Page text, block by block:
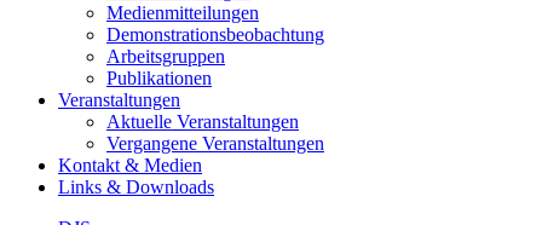
Medienmitteilungen
Demonstrationsbeobachtung
Arbeitsgruppen
Publikationen
Veranstaltungen
Aktuelle Veranstaltungen
Vergangene Veranstaltungen
Kontakt & Medien
Links & Downloads